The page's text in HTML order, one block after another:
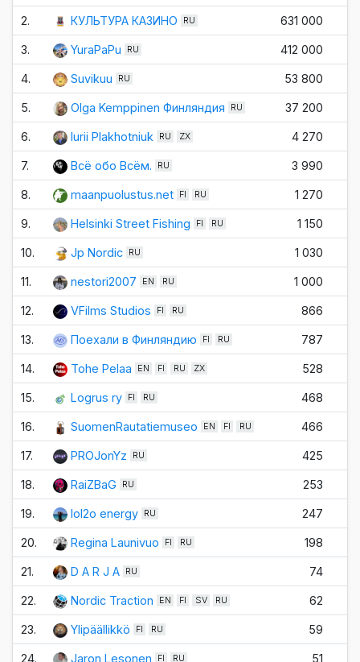
2. КУЛЬТУРА КАЗИНО RU 631 000
3. YuraPaPu RU 412 000
4. Suvikuu RU 53 800
5. Olga Kemppinen Финляндия RU 37 200
6. Iurii Plakhotniuk RU ZX 4 270
7. Всё обо Всём. RU 3 990
8. maanpuolustus.net FI RU 1 270
9. Helsinki Street Fishing FI RU 1 150
10. Jp Nordic RU 1 030
11. nestori2007 EN RU 1 000
12. VFilms Studios FI RU 866
13. Поехали в Финляндию FI RU 787
14. Tohe Pelaa EN FI RU ZX 528
15. Logrus ry FI RU 468
16. SuomenRautatiemuseo EN FI RU 466
17. PROJonYz RU 425
18. RaiZBaG RU 253
19. lol2o energy RU 247
20. Regina Launivuo FI RU 198
21. D A R J A RU 74
22. Nordic Traction EN FI SV RU 62
23. Ylipäällikkö FI RU 59
24. Jaron Lesonen FI RU 51